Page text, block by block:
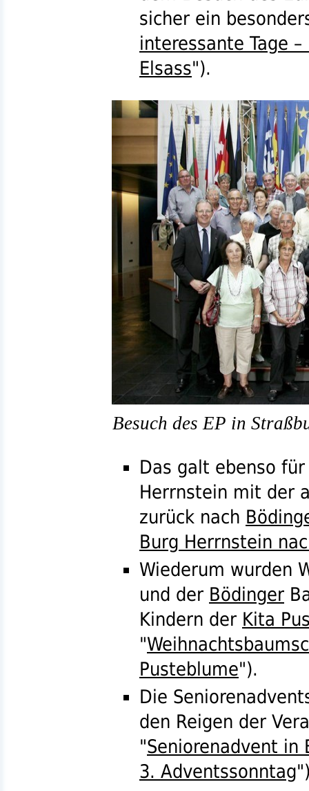
sicher ein
interessante Tage
Elsass").
Besuch des EP in
Das galt ebenso
Herrnstein mit der
zurück nach
Burg Herrnstein
Wiederum wurden
und der Bödinger
Kindern der Kita
"
Pusteblume").
Die
den Reigen der
"Seniorenadvent in
3. Adventssonntag